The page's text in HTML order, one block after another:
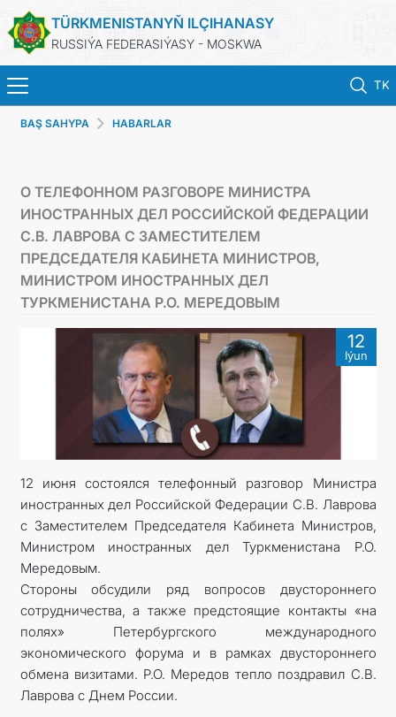
TÜRKMENISTANYŇ ILÇIHANASY
RUSSIÝA FEDERASIÝASY - MOSKWA
TK
BAŞ SAHYPA
KONSULLYK HYZMATLARY
ARAGATNAŞYK
BAŞ SAHYPA HABARLAR
О ТЕЛЕФОННОМ РАЗГОВОРЕ МИНИСТРА
ИНОСТРАННЫХ ДЕЛ РОССИЙСКОЙ ФЕДЕРАЦИИ
С.В. ЛАВРОВА С ЗАМЕСТИТЕЛЕМ
ПРЕДСЕДАТЕЛЯ КАБИНЕТА МИНИСТРОВ,
МИНИСТРОМ ИНОСТРАННЫХ ДЕЛ
ТУРКМЕНИСТАНА Р.О. МЕРЕДОВЫМ
12
Iýun
12 июня состоялся телефонный разговор Министра
иностранных дел Российской Федерации С.В. Лаврова
с Заместителем Председателя Кабинета Министров,
Министром иностранных дел Туркменистана Р.О.
Мередовым.
Стороны обсудили ряд вопросов двустороннего
сотрудничества, а также предстоящие контакты «на
полях» Петербургского международного
экономического форума и в рамках двустороннего
обмена визитами. Р.О. Мередов тепло поздравил С.В.
Лаврова с Днем России.